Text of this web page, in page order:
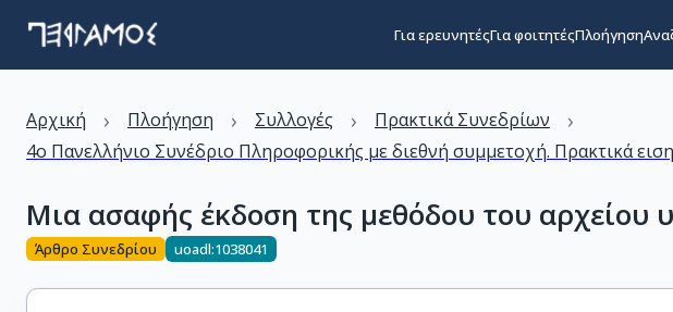
Για ερευνητέςΓια φοιτητέςΠλοήγηση
Αρχική › Πλοήγηση › Συλλογές › Πρακτικά Συνεδρίων ›
4ο Πανελλήνιο Συνέδριο Πληροφορικής με διεθνή συμμετοχή. Πρακτικά
Μια ασαφής έκδοση της μεθόδου του
Άρθρο Συνεδρίου uoadl:1038041